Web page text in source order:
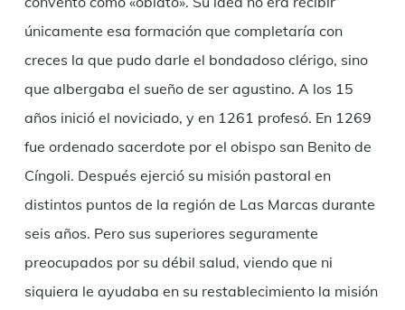
únicamente esa formación que completaría con
creces la que pudo darle el bondadoso clérigo, sino
que albergaba el sueño de ser agustino. A los 15
años inició el noviciado, y en 1261 profesó. En 1269
fue ordenado sacerdote por el obispo san Benito de
Cíngoli. Después ejerció su misión pastoral en
distintos puntos de la región de Las Marcas durante
seis años. Pero sus superiores seguramente
preocupados por su débil salud, viendo que ni
siquiera le ayudaba en su restablecimiento la misión